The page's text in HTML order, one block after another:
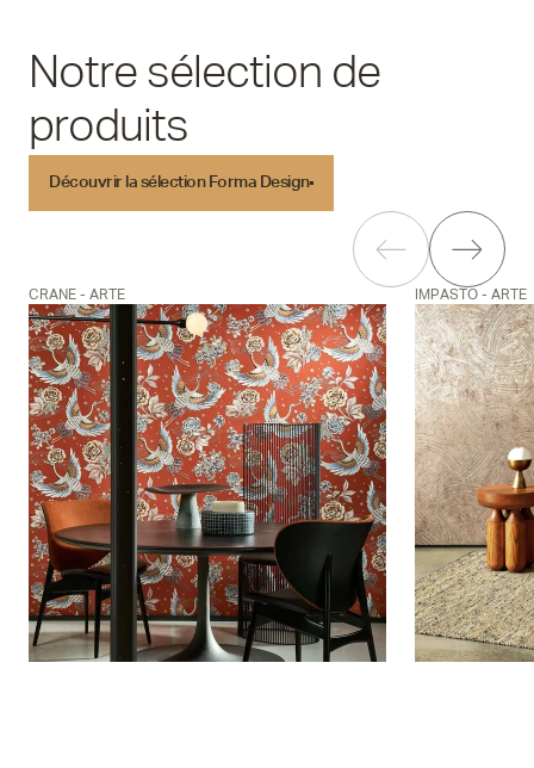
Notre sélection de
produits
Découvrir la sélection Forma Design
Découvrir la sélection Forma Design
CRANE - ARTE IMPASTO - ARTE